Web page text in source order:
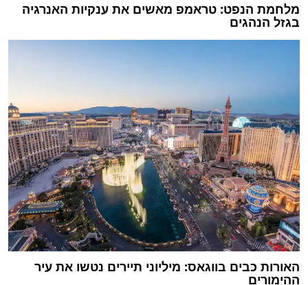
מלחמת הנפט: טראמפ מאשים את ענקיות האנרגיה
בגזל הנהגים
האורות כבים בווגאס: מיליוני תיירים נטשו את עיר
ההימורים